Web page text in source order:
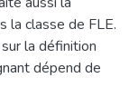
la classe de FLE.
la définition
dépend de